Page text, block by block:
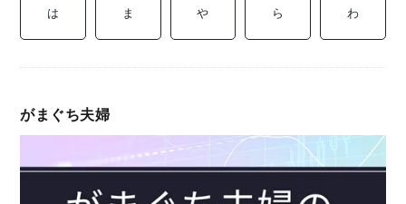
げる
サー
み
覧
語
典
は ま や ら わ
がまぐち夫婦